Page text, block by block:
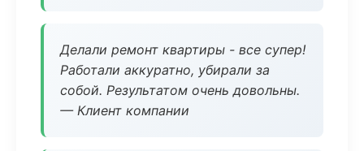
Делали ремонт квартиры - все супер!
Работали аккуратно, убирали за
собой. Результатом очень довольны.
— Клиент компании